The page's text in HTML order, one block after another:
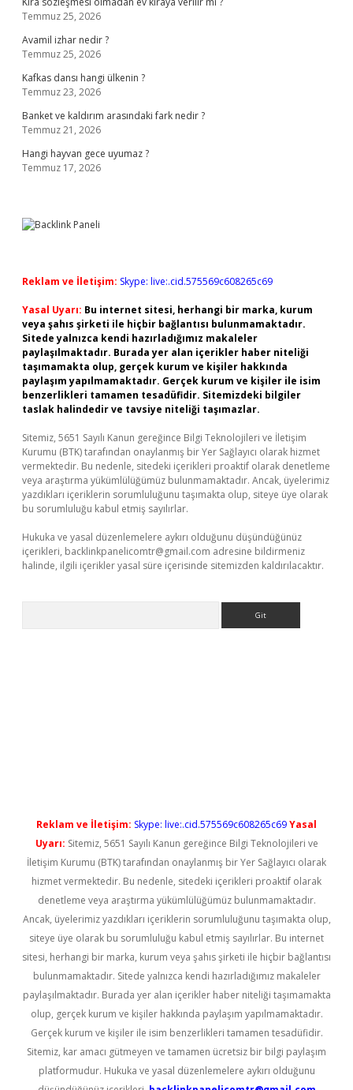
Temmuz 25, 2026
Avamil izhar nedir ?
Temmuz 25, 2026
Kafkas dansı hangi ülkenin ?
Temmuz 23, 2026
Banket ve kaldırım arasındaki fark nedir ?
Temmuz 21, 2026
Hangi hayvan gece uyumaz ?
Temmuz 17, 2026
Reklam ve İletişim: Skype: live:.cid.575569c608265c69
Yasal Uyarı: Bu internet sitesi, herhangi bir marka, kurum
veya şahıs şirketi ile hiçbir bağlantısı bulunmamaktadır.
Sitede yalnızca kendi hazırladığımız makaleler
paylaşılmaktadır. Burada yer alan içerikler haber niteliği
taşımamakta olup, gerçek kurum ve kişiler hakkında
paylaşım yapılmamaktadır. Gerçek kurum ve kişiler ile isim
benzerlikleri tamamen tesadüfidir. Sitemizdeki bilgiler
taslak halindedir ve tavsiye niteliği taşımazlar.
Sitemiz, 5651 Sayılı Kanun gereğince Bilgi Teknolojileri ve İletişim
Kurumu (BTK) tarafından onaylanmış bir Yer Sağlayıcı olarak hizmet
vermektedir. Bu nedenle, sitedeki içerikleri proaktif olarak denetleme
veya araştırma yükümlülüğümüz bulunmamaktadır. Ancak, üyelerimiz
yazdıkları içeriklerin sorumluluğunu taşımakta olup, siteye üye olarak
bu sorumluluğu kabul etmiş sayılırlar.
Hukuka ve yasal düzenlemelere aykırı olduğunu düşündüğünüz
içerikleri, backlinkpanelicomtr@gmail.com adresine bildirmeniz
halinde, ilgili içerikler yasal süre içerisinde sitemizden kaldırılacaktır.
Reklam ve İletişim: Skype: live:.cid.575569c608265c69Yasal
Uyarı: Sitemiz, 5651 Sayılı Kanun gereğince Bilgi Teknolojileri ve
İletişim Kurumu (BTK) tarafından onaylanmış bir Yer Sağlayıcı olarak
hizmet vermektedir. Bu nedenle, sitedeki içerikleri proaktif olarak
denetleme veya araştırma yükümlülüğümüz bulunmamaktadır.
Ancak, üyelerimiz yazdıkları içeriklerin sorumluluğunu taşımakta olup,
siteye üye olarak bu sorumluluğu kabul etmiş sayılırlar. Bu internet
sitesi, herhangi bir marka, kurum veya şahıs şirketi ile hiçbir bağlantısı
bulunmamaktadır. Sitede yalnızca kendi hazırladığımız makaleler
paylaşılmaktadır. Burada yer alan içerikler haber niteliği taşımamakta
olup, gerçek kurum ve kişiler hakkında paylaşım yapılmamaktadır.
Gerçek kurum ve kişiler ile isim benzerlikleri tamamen tesadüfidir.
Sitemiz, kar amacı gütmeyen ve tamamen ücretsiz bir bilgi paylaşım
platformudur. Hukuka ve yasal düzenlemelere aykırı olduğunu